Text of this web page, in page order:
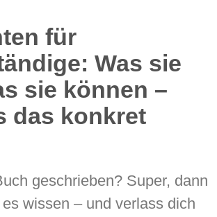
für
Was sie
sie können –
das konkret
geschrieben? Super, dann
wissen – und verlass dich